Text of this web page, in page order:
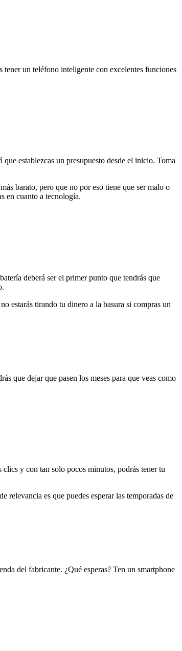
tener un teléfono inteligente con excelentes funciones
establezcas un presupuesto desde el inicio. Toma
barato, pero que no por eso tiene que ser malo o
en cuanto a tecnología.
deberá ser el primer punto que tendrás que
estarás tirando tu dinero a la basura si compras un
que dejar que pasen los meses para que veas como
y con tan solo pocos minutos, podrás tener tu
relevancia es que puedes esperar las temporadas de
del fabricante. ¿Qué esperas? Ten un smartphone